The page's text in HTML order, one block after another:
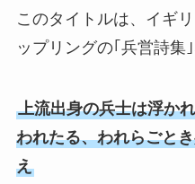
このタイトルは、イギ
ップリングの｢兵営詩集｣
上流出身の兵士は浮か
われたる、われらごと
え